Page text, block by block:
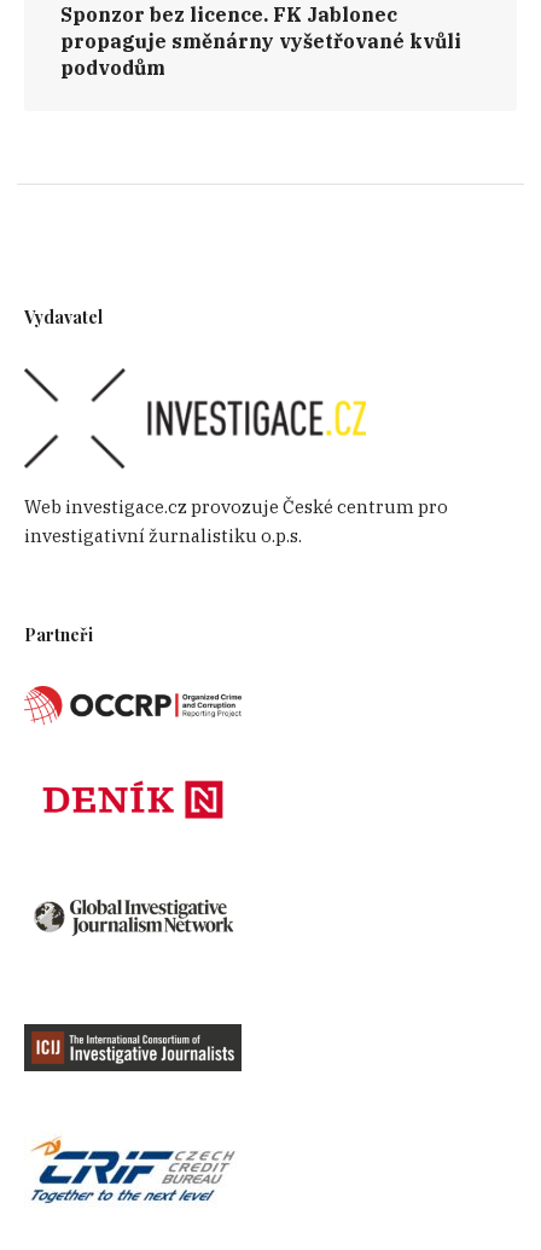
Sponzor bez licence. FK Jablonec
propaguje směnárny vyšetřované kvůli
podvodům
Vydavatel
Web investigace.cz provozuje České centrum pro
investigativní žurnalistiku o.p.s.
Partneři